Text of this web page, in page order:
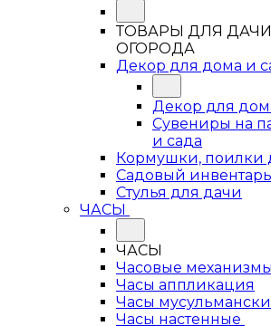
ТОВАРЫ ДЛЯ
ОГОРОДА
Декор для дома и
Декор для
Сувениры на
и сада
Кормушки, поилки
Садовый инвентарь
Стулья для дачи
ЧАСЫ
ЧАСЫ
Часовые механизмы
Часы аппликация
Часы
Часы настенные